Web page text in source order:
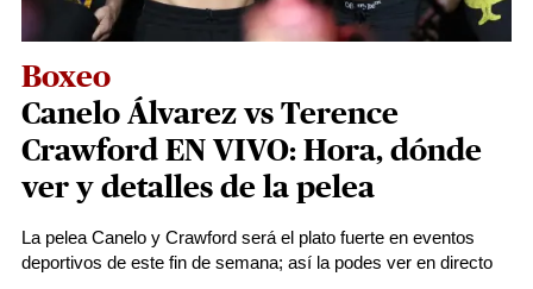
Boxeo
Canelo Álvarez vs Terence
Crawford EN VIVO: Hora, dónde
ver y detalles de la pelea
La pelea Canelo y Crawford será el plato fuerte en eventos
deportivos de este fin de semana; así la podes ver en directo